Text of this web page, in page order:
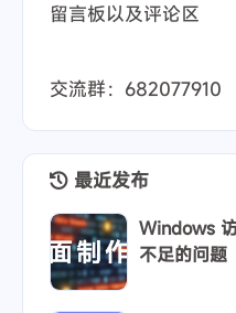
留言板以及评论区
交流群：682077910
最近发布
Windows
不足的问题